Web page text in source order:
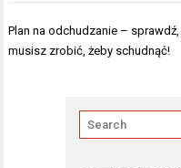
Nawigacja
wpisu
Plan na odchudzanie –
musisz zrobić, żeby schudnąć!